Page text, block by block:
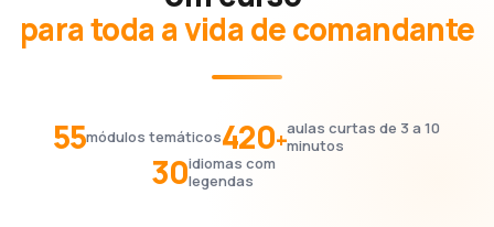
para toda a vida de comandante
55módulos temáticos420+aulas curtas de 3 a 10
minutos
30idiomas com
legendas